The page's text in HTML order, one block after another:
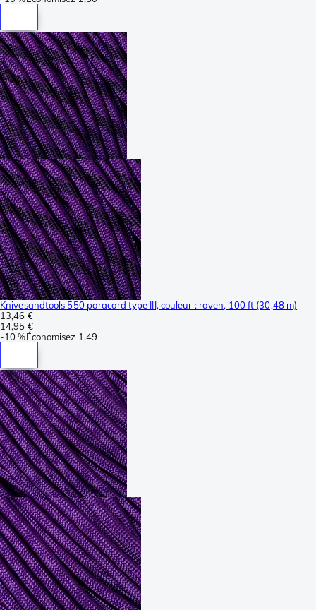
Knivesandtools 550 paracord type III, couleur : raven, 100 ft (30,48 m)
13,46 €
14,95 €
-10 %Économisez 1,49